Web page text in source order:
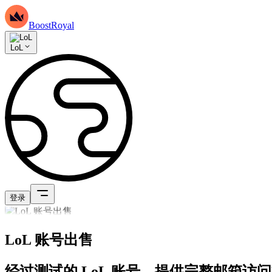
BoostRoyal
LoL
登录
LoL 账号出售